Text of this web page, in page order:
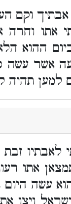
וקם
אתו וחרה
ההוא
אשר
למען תהיה
לאבתיו
אתו
עשה